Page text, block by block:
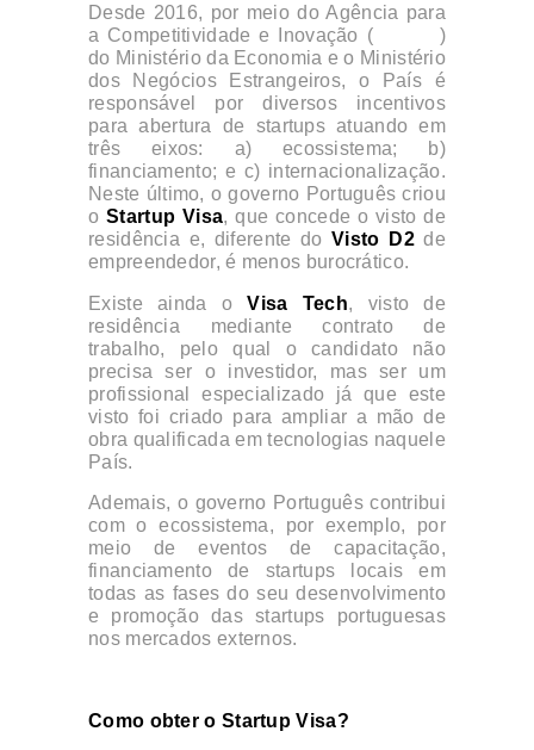
Desde 2016, por meio do Agência para
a Competitividade e Inovação (IAPMEI )
do Ministério da Economia e o Ministério
dos Negócios Estrangeiros, o País é
responsável por diversos incentivos
para abertura de startups atuando em
três eixos: a) ecossistema; b)
financiamento; e c) internacionalização.
Neste último, o governo Português criou
oStartup Visa, que concede o visto de
residência e, diferente doVisto D2de
empreendedor, é menos burocrático.
Existe ainda oVisa Tech, visto de
residência mediante contrato de
trabalho, pelo qual o candidato não
precisa ser o investidor, mas ser um
profissional especializado já que este
visto foi criado para ampliar a mão de
obra qualificada em tecnologias naquele
País.
Ademais, o governo Português contribui
com o ecossistema, por exemplo, por
meio de eventos de capacitação,
financiamento de startups locais em
todas as fases do seu desenvolvimento
e promoção das startups portuguesas
nos mercados externos.
Como obter o Startup Visa?